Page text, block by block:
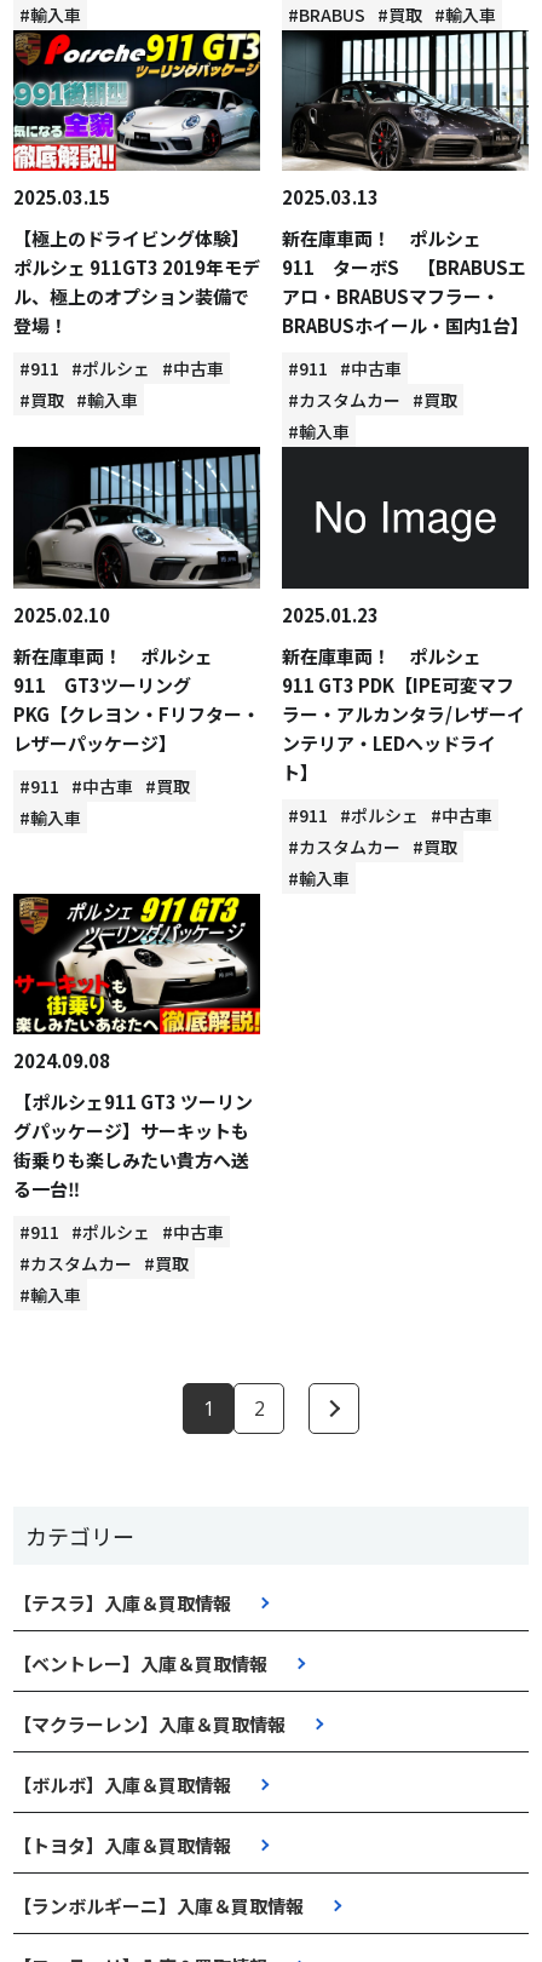
カテゴリー
【テスラ】入庫＆買取情報
【ベントレー】入庫＆買取情報
【マクラーレン】入庫＆買取情報
【ボルボ】入庫＆買取情報
【トヨタ】入庫＆買取情報
【ランボルギーニ】入庫＆買取情報
#輸入車
#BRABUS #買取 #輸入車
2025.03.15
【極上のドライビング体験】
ポルシェ 911GT3 2019年モデ
ル、極上のオプション装備で
登場！
#911 #ポルシェ
#中古車
#買取 #輸入車
2025.03.13
新在庫車両！ ポルシェ
911 ターボS 【BRABUSエ
アロ・BRABUSマフラー・
BRABUSホイール・国内1台】
#911 #中古車
#カスタムカー #買取
#輸入車
2025.02.10
新在庫車両！ ポルシェ
911 GT3ツーリング
PKG【クレヨン・Fリフター・
レザーパッケージ】
#911 #中古車 #買取
#輸入車
2025.01.23
新在庫車両！ ポルシェ
911 GT3 PDK【IPE可変マフ
ラー・アルカンタラ/レザーイ
ンテリア・LEDヘッドライ
ト】
#911 #ポルシェ
#中古車
#カスタムカー #買取
#輸入車
2024.09.08
【ポルシェ911 GT3 ツーリン
グパッケージ】サーキットも
街乗りも楽しみたい貴方へ送
る一台‼
#911 #ポルシェ
#中古車
#カスタムカー #買取
#輸入車
1 2